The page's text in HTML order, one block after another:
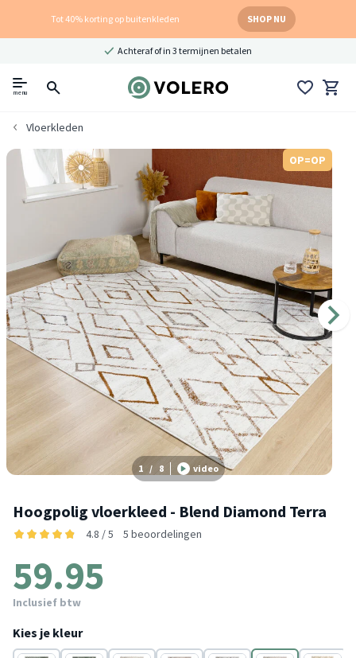
Tot 40% korting op buitenkleden SHOP NU
Achteraf of in 3 termijnen betalen
menu
Vloerkleden
OP=OP
1 / 8 video
Hoogpolig vloerkleed - Blend Diamond Terra
4.8 / 5 5 beoordelingen
59.95
Inclusief btw
Kies je kleur